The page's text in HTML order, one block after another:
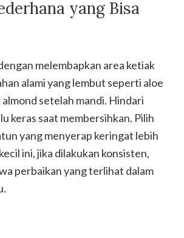
yang Bisa
melembapkan area ketiak
alami yang lembut seperti aloe
setelah mandi. Hindari
keras saat membersihkan. Pilih
yang menyerap keringat lebih
ini, jika dilakukan konsisten,
perbaikan yang terlihat dalam